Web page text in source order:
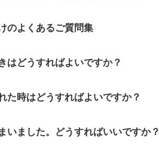
のよくあるご質問集
はどうすればよいですか？
た時はどうすればよいですか？
いました。どうすればいいですか？